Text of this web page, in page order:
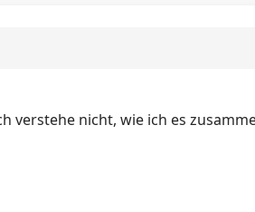
verstehe nicht, wie ich es